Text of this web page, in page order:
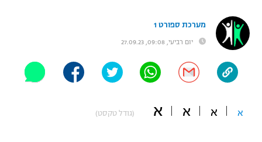
"מעל הליגה" – פודקאסט
"מחצית בשכונה" – פודקאסט
בני יהודה
היאבקות WWE
אופניים
מערכת ספורט 1
יום רביעי, 09:08, 27.09.23
א א א א (גודל טקסט)